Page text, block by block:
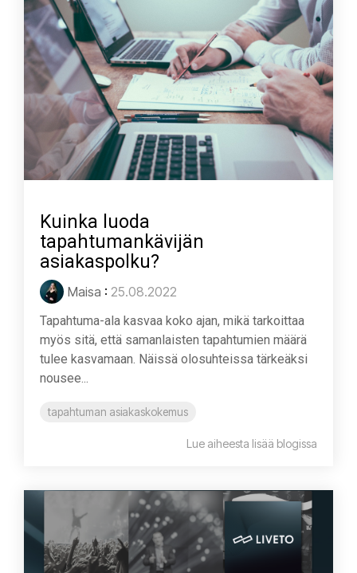
Kuinka luoda
tapahtumankävijän
asiakaspolku?
Maisa : 25.08.2022
Tapahtuma-ala kasvaa koko ajan, mikä tarkoittaa
myös sitä, että samanlaisten tapahtumien määrä
tulee kasvamaan. Näissä olosuhteissa tärkeäksi
nousee...
tapahtuman asiakaskokemus
Lue aiheesta lisää blogissa